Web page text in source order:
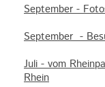
September -
September -
Juli - vom
Rhein